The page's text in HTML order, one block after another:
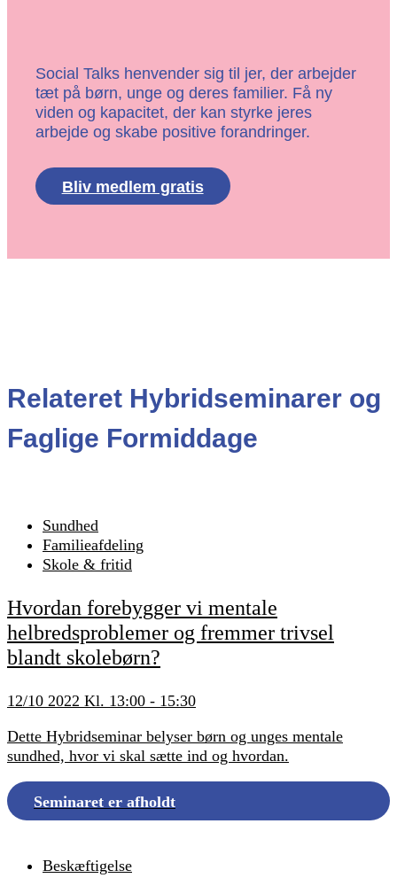
Social Talks henvender sig til jer, der arbejder
tæt på børn, unge og deres familier. Få ny
viden og kapacitet, der kan styrke jeres
arbejde og skabe positive forandringer.
Bliv medlem gratis
Relateret Hybridseminarer og
Faglige Formiddage
Sundhed
Familieafdeling
Skole & fritid
Hvordan forebygger vi mentale
helbredsproblemer og fremmer trivsel
blandt skolebørn?
12/10 2022 Kl. 13:00 - 15:30
Dette Hybridseminar belyser børn og unges mentale
sundhed, hvor vi skal sætte ind og hvordan.
Seminaret er afholdt
Beskæftigelse